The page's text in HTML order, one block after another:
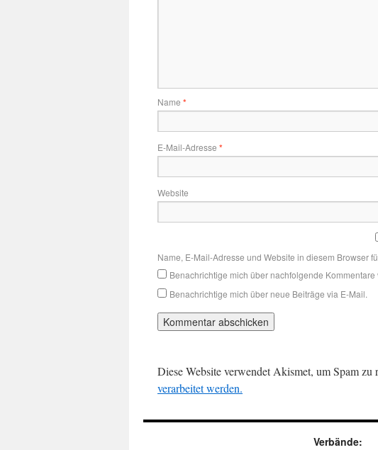
Name *
E-Mail-Adresse *
Website
Name, E-Mail-Adresse und Website in diesem Browser
Benachrichtige mich über nachfolgende Kommentare
Benachrichtige mich über neue Beiträge via E-Mail.
Diese Website verwendet Akismet, um Spam zu
verarbeitet werden.
Verbände: